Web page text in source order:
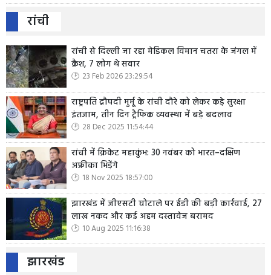
रांची
रांची से दिल्ली जा रहा मेडिकल विमान चतरा के जंगल में
क्रैश, 7 लोग थे सवार
23 Feb 2026 23:29:54
राष्ट्रपति द्रौपदी मुर्मू के रांची दौरे को लेकर कड़े सुरक्षा
इंतजाम, तीन दिन ट्रैफिक व्यवस्था में बड़े बदलाव
28 Dec 2025 11:54:44
रांची में क्रिकेट महाकुंभ: 30 नवंबर को भारत–दक्षिण
अफ्रीका भिड़ेंगे
18 Nov 2025 18:57:00
झारखंड में जीएसटी घोटाले पर ईडी की बड़ी कार्रवाई, 27
लाख नकद और कई अहम दस्तावेज बरामद
10 Aug 2025 11:16:38
झारखंड